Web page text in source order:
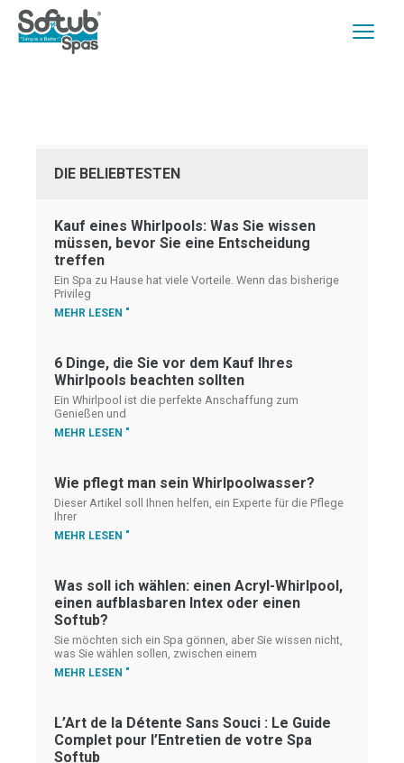
DIE BELIEBTESTEN
Kauf eines Whirlpools: Was Sie wissen
müssen, bevor Sie eine Entscheidung
treffen
Ein Spa zu Hause hat viele Vorteile. Wenn das bisherige
Privileg
MEHR LESEN "
6 Dinge, die Sie vor dem Kauf Ihres
Whirlpools beachten sollten
Ein Whirlpool ist die perfekte Anschaffung zum
Genießen und
MEHR LESEN "
Wie pflegt man sein Whirlpoolwasser?
Dieser Artikel soll Ihnen helfen, ein Experte für die Pflege
Ihrer
MEHR LESEN "
Was soll ich wählen: einen Acryl-Whirlpool,
einen aufblasbaren Intex oder einen
Softub?
Sie möchten sich ein Spa gönnen, aber Sie wissen nicht,
was Sie wählen sollen, zwischen einem
MEHR LESEN "
L’Art de la Détente Sans Souci : Le Guide
Complet pour l’Entretien de votre Spa
Softub